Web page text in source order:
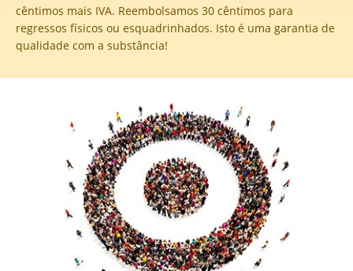
cêntimos mais IVA. Reembolsamos 30 cêntimos para
regressos físicos ou esquadrinhados. Isto é uma garantia de
qualidade com a substância!